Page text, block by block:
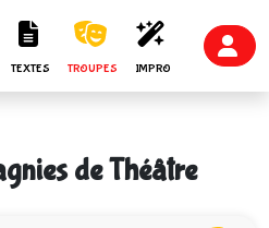
TEXTES TROUPES IMPRO
de Théâtre